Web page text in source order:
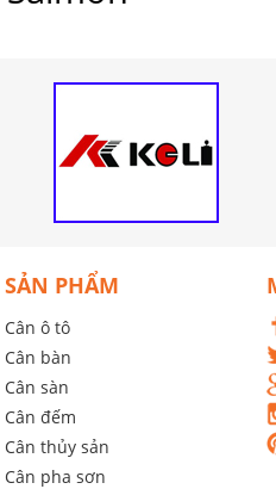
SẢN PHẨM
Cân ô tô
Cân bàn
Cân sàn
Cân đếm
Cân thủy sản
Cân pha sơn